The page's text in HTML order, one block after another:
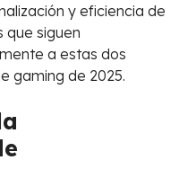
y eficiencia de
que siguen
a estas dos
gaming de 2025.